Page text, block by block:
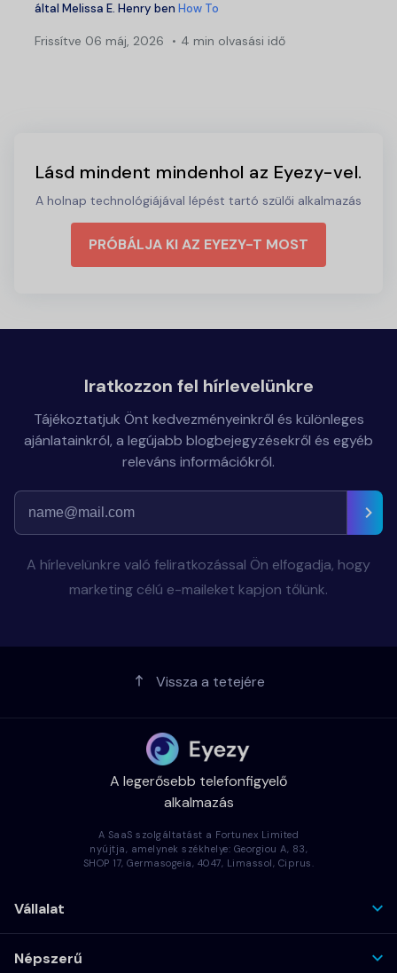
által Melissa E. Henry ben How To
Frissítve 06 máj, 2026 4 min olvasási idő
Lásd mindent mindenhol az Eyezy-vel.
A holnap technológiájával lépést tartó szülői alkalmazás
PRÓBÁLJA KI AZ EYEZY-T MOST
Iratkozzon fel hírlevelünkre
Tájékoztatjuk Önt kedvezményeinkről és különleges
ajánlatainkról, a legújabb blogbejegyzésekről és egyéb
releváns információkról.
A hírlevelünkre való feliratkozással Ön elfogadja, hogy
marketing célú e-maileket kapjon tőlünk.
Vissza a tetejére
A legerősebb telefonfigyelő
alkalmazás
A SaaS szolgáltatást a Fortunex Limited
nyújtja, amelynek székhelye: Georgiou A, 83,
SHOP 17, Germasogeia, 4047, Limassol, Ciprus.
Vállalat
Népszerű